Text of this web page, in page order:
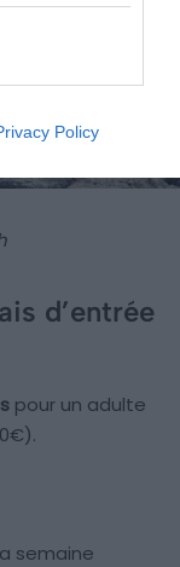
Policy
d’entrée
pour un adulte
semaine